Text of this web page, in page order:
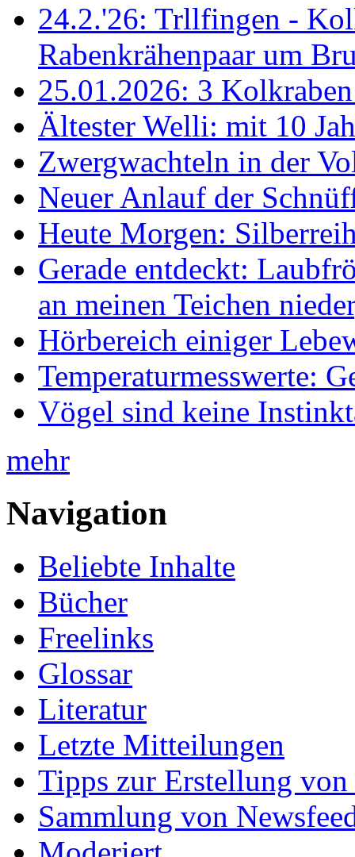
24.2.'26: Trllfingen -
Rabenkrähenpaar um
25.01.2026: 3
Ältester Welli: mit 10
Zwergwachteln in der
Neuer Anlauf der
Heute Morgen:
Gerade entdeckt:
an meinen Teichen
Hörbereich einiger
Temperaturmesswerte:
Vögel sind keine
mehr
Navigation
Beliebte Inhalte
Bücher
Freelinks
Glossar
Literatur
Letzte Mitteilungen
Tipps zur Erstellung
Sammlung von